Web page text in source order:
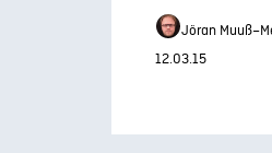
Jöran
12.03.15